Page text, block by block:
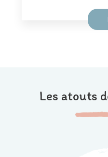
Les atouts